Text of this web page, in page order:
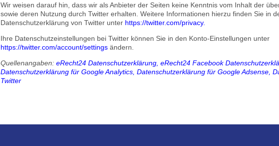
Wir weisen darauf hin, dass wir als Anbieter der Seiten keine Kenntnis vom Inhalt der
sowie deren Nutzung durch Twitter erhalten. Weitere Informationen hierzu finden Sie in
Datenschutzerklärung von Twitter unter https://twitter.com/privacy.
Ihre Datenschutzeinstellungen bei Twitter können Sie in den Konto-Einstellungen unter
https://twitter.com/account/settingsändern.
Quellenangaben: eRecht24 Datenschutzerklärung, eRecht24 Facebook
Datenschutzerklärung für Google Analytics, Datenschutzerklärung für Google Adsense,
Twitter